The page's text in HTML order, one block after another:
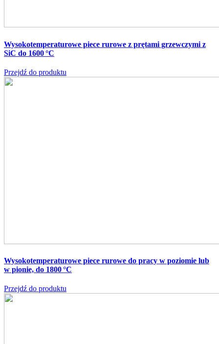
Wysokotemperaturowe piece rurowe z prętami grzewczymi z
SiC do 1600 °C
Przejdź do produktu
Wysokotemperaturowe piece rurowe do pracy w poziomie lub
w pionie, do 1800 °C
Przejdź do produktu